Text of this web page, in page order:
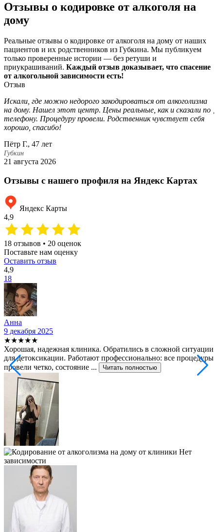
Отзывы о кодировке от алкоголя на
дому
Реальные отзывы о кодировке от алкоголя на дому от наших
пациентов и их родственников из Губкина. Мы публикуем
только проверенные истории — без ретуши и
приукрашиваний. Каждый отзыв доказывает, что спасение
от алкогольной зависимости есть!
Отзыв
Искали, где можно недорого закодироваться от алкоголизма
на дому. Нашел этот центр. Цены реальные, как и сказали по
телефону. Процедуру провели. Родственник чувствует себя
хорошо, спасибо!
Пётр Г., 47 лет
Губкин
21 августа 2026
Отзывы с нашего профиля на Яндекс Картах
Яндекс Карты
4,9
18 отзывов • 20 оценок
Поставьте нам оценку
Оставить отзыв
4,9
18
Анна
9 декабря 2025
★★★★★
Хорошая, надежная клиника. Обратились в сложной ситуации
для детоксикации. Работают профессионально: все процедуры
провели четко, состояние ...
Читать полностью